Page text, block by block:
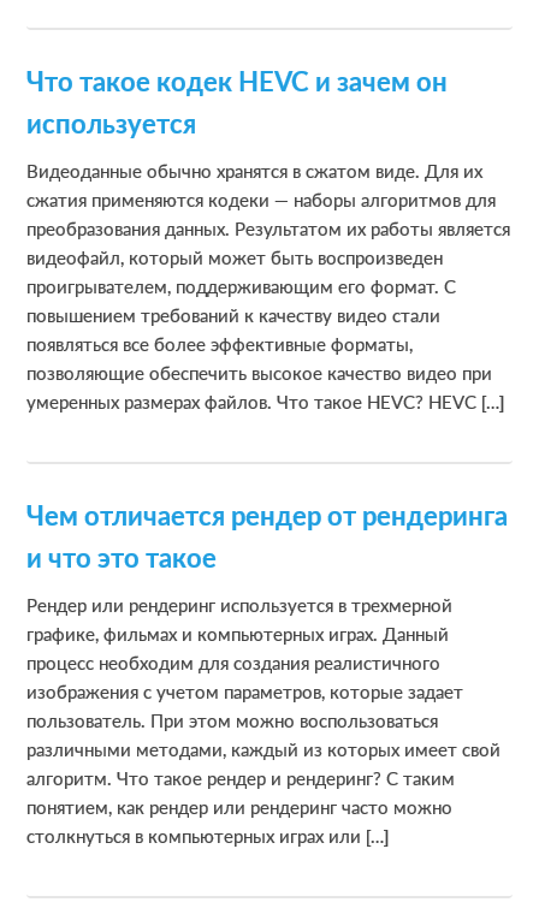
Что такое кодек HEVC и зачем он
используется
Видеоданные обычно хранятся в сжатом виде. Для их
сжатия применяются кодеки — наборы алгоритмов для
преобразования данных. Результатом их работы является
видеофайл, который может быть воспроизведен
проигрывателем, поддерживающим его формат. С
повышением требований к качеству видео стали
появляться все более эффективные форматы,
позволяющие обеспечить высокое качество видео при
умеренных размерах файлов. Что такое HEVC? HEVC […]
Чем отличается рендер от рендеринга
и что это такое
Рендер или рендеринг используется в трехмерной
графике, фильмах и компьютерных играх. Данный
процесс необходим для создания реалистичного
изображения с учетом параметров, которые задает
пользователь. При этом можно воспользоваться
различными методами, каждый из которых имеет свой
алгоритм. Что такое рендер и рендеринг? С таким
понятием, как рендер или рендеринг часто можно
столкнуться в компьютерных играх или […]